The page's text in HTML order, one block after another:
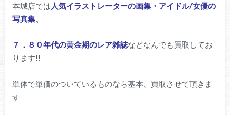
本城店では 人気イラストレーターの画集・アイドル/女優の
写真集、
７．８０年代の黄金期のレア雑誌などなんでも買取してお
ります!!
単体で単価のついているものなら基本、買取させて頂きま
す